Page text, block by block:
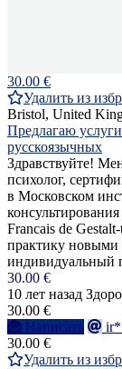
30.00 €
Удалить из
Bristol, United
Предлагаю
русскоязычных
Здравствуйте!
психолог,
в Московском
Francais de
практику новыми
индивидуальный
30.00 €
10 лет назад
30.00 €
Написать
30.00 €
Удалить из